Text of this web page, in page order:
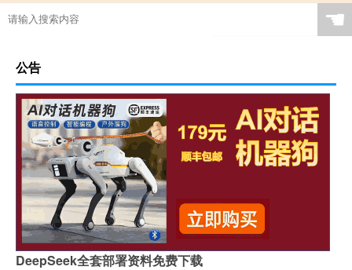
☚
公告
DeepSeek全套部署资料免费下载